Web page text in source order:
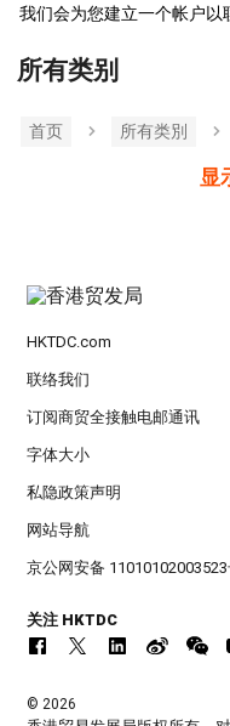
我们会为您建立一个帐户以
所有类别
首页 所有类別
显
HKTDC.com
联络我们
订阅商贸全接触电邮通讯
字体大小
私隐政策声明
网站导航
京公网安备
关注 HKTDC
© 2026